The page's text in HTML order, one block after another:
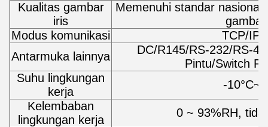
Kualitas gambar
iris
Memenuhi standar
Modus komunikasi
TCP/
Antarmuka lainnya
DC/R145/RS-232/RS-
Pintu/Switch
Suhu lingkungan
kerja
-
Kelembaban
lingkungan kerja
0 ~ 93%RH,